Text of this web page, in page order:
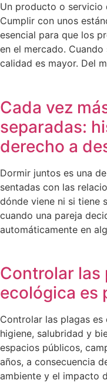
Un producto o servicio
Cumplir con unos
esencial para que los
en el mercado. Cuando
calidad es mayor. Del
Cada vez
separadas:
derecho a
Dormir juntos es una
sentadas con las
dónde viene ni si tiene
cuando una pareja
automáticamente en
Controlar las
ecológica es
Controlar las plagas es
higiene, salubridad y
espacios públicos,
años, a consecuencia
ambiente y el impacto